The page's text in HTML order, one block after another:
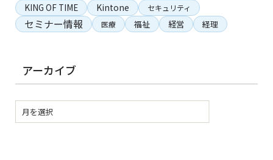
KING OF TIME Kintone セキュリティ
セミナー情報 医療 福祉 経営 経理
アーカイブ